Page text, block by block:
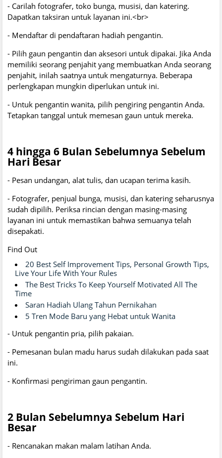
- Carilah fotografer, toko bunga, musisi, dan katering.
Dapatkan taksiran untuk layanan ini.<br>
- Mendaftar di pendaftaran hadiah pengantin.
- Pilih gaun pengantin dan aksesori untuk dipakai. Jika Anda
memiliki seorang penjahit yang membuatkan Anda seorang
penjahit, inilah saatnya untuk mengaturnya. Beberapa
perlengkapan mungkin diperlukan untuk ini.
- Untuk pengantin wanita, pilih pengiring pengantin Anda.
Tetapkan tanggal untuk memesan gaun untuk mereka.
4 hingga 6 Bulan Sebelumnya Sebelum
Hari Besar
- Pesan undangan, alat tulis, dan ucapan terima kasih.
- Fotografer, penjual bunga, musisi, dan katering seharusnya
sudah dipilih. Periksa rincian dengan masing-masing
layanan ini untuk memastikan bahwa semuanya telah
disepakati.
Find Out
20 Best Self Improvement Tips, Personal Growth Tips,
Live Your Life With Your Rules
The Best Tricks To Keep Yourself Motivated All The
Time
Saran Hadiah Ulang Tahun Pernikahan
5 Tren Mode Baru yang Hebat untuk Wanita
- Untuk pengantin pria, pilih pakaian.
- Pemesanan bulan madu harus sudah dilakukan pada saat
ini.
- Konfirmasi pengiriman gaun pengantin.
2 Bulan Sebelumnya Sebelum Hari
Besar
- Rencanakan makan malam latihan Anda.